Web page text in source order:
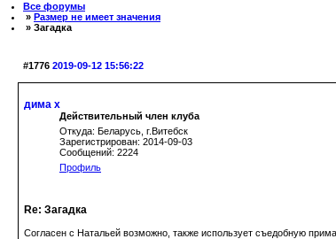
Все форумы
» Размер не имеет значения
» Загадка
#1776 2019-09-12 15:56:22
дима х
Действительный член клуба
Откуда: Беларусь, г.Витебск
Зарегистрирован: 2014-09-03
Сообщений: 2224
Профиль
Re: Загадка
Согласен с Натальей возможно, также использует съедобную